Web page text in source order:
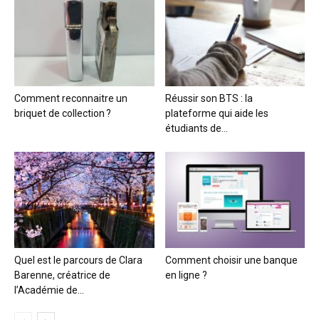
Comment reconnaitre un
briquet de collection ?
Réussir son BTS : la
plateforme qui aide les
étudiants de...
Quel est le parcours de Clara
Barenne, créatrice de
l’Académie de...
Comment choisir une banque
en ligne ?